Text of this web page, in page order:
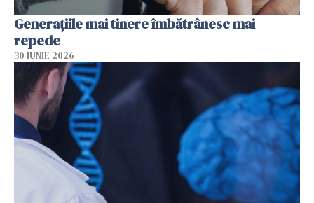
Generațiile mai tinere îmbătrânesc mai
repede
30 IUNIE 2026